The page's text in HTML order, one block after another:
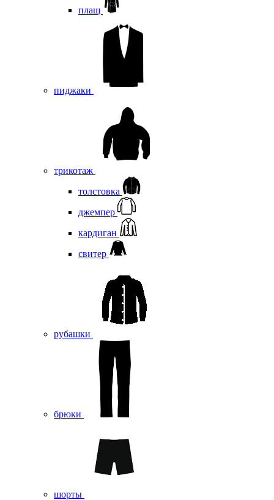
плащ
пиджаки
трикотаж
толстовка
джемпер
кардиган
свитер
рубашки
брюки
шорты